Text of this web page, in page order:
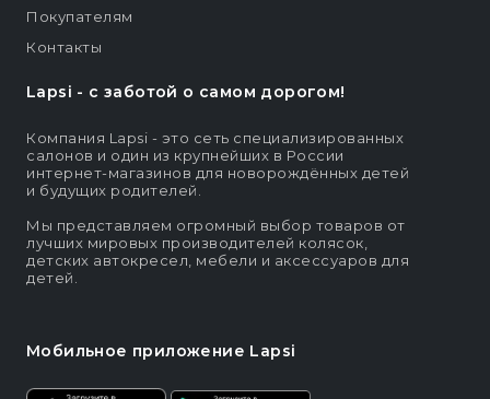
Lapsi - c заботой о самом дорогом!
Компания Lapsi - это сеть специализированных
салонов и один из крупнейших в России
интернет-магазинов для новорождённых детей
и будущих родителей.
Мы представляем огромный выбор товаров от
лучших мировых производителей колясок,
детских автокресел, мебели и аксессуаров для
детей.
Мобильное приложение Lapsi
Покупателям
Контакты